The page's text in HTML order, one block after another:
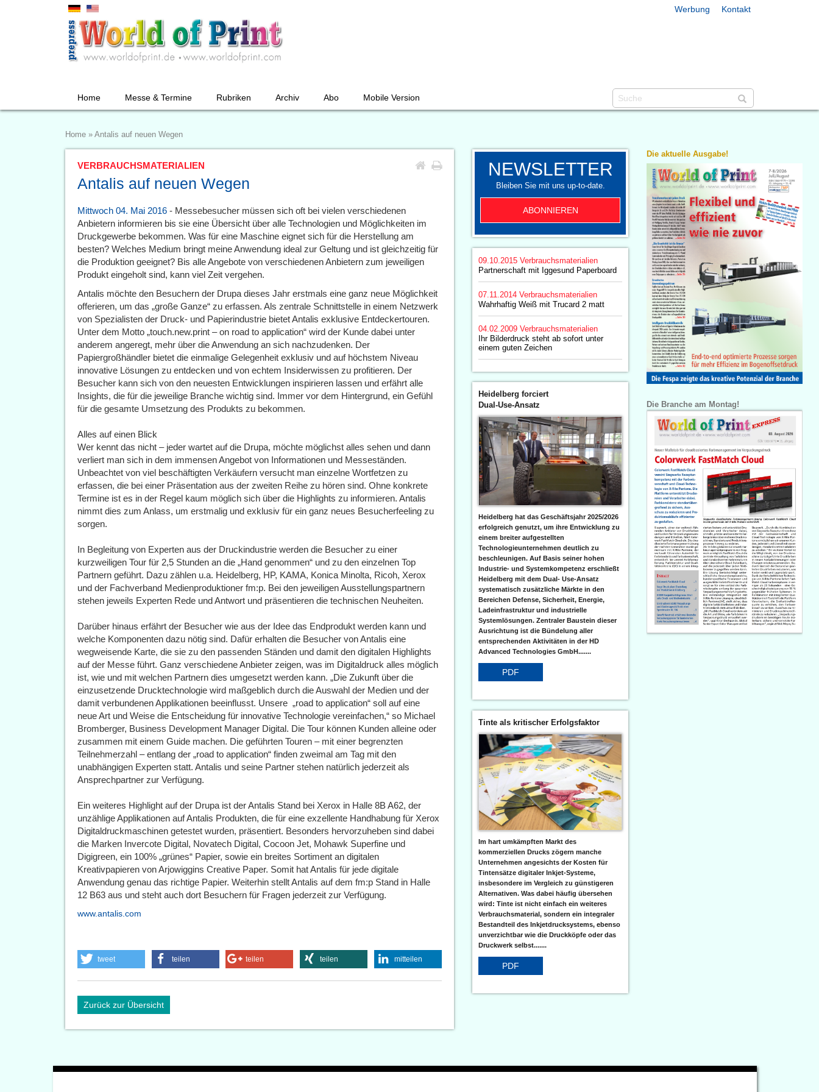
Werbung Kontakt
Home Messe & Termine Rubriken Archiv Abo Mobile Version
Home » Antalis auf neuen Wegen
VERBRAUCHSMATERIALIEN
Antalis auf neuen Wegen
Mittwoch 04. Mai 2016 - Messebesucher müssen sich oft bei vielen verschiedenen
Anbietern informieren bis sie eine Übersicht über alle Technologien und Möglichkeiten im
Druckgewerbe bekommen. Was für eine Maschine eignet sich für die Herstellung am
besten? Welches Medium bringt meine Anwendung ideal zur Geltung und ist gleichzeitig für
die Produktion geeignet? Bis alle Angebote von verschiedenen Anbietern zum jeweiligen
Produkt eingeholt sind, kann viel Zeit vergehen.
Antalis möchte den Besuchern der Drupa dieses Jahr erstmals eine ganz neue Möglichkeit
offerieren, um das „große Ganze“ zu erfassen. Als zentrale Schnittstelle in einem Netzwerk
von Spezialisten der Druck- und Papierindustrie bietet Antalis exklusive Entdeckertouren.
Unter dem Motto „touch.new.print – on road to application“ wird der Kunde dabei unter
anderem angeregt, mehr über die Anwendung an sich nachzudenken. Der
Papiergroßhändler bietet die einmalige Gelegenheit exklusiv und auf höchstem Niveau
innovative Lösungen zu entdecken und von echtem Insiderwissen zu profitieren. Der
Besucher kann sich von den neuesten Entwicklungen inspirieren lassen und erfährt alle
Insights, die für die jeweilige Branche wichtig sind. Immer vor dem Hintergrund, ein Gefühl
für die gesamte Umsetzung des Produkts zu bekommen.
Alles auf einen Blick
Wer kennt das nicht – jeder wartet auf die Drupa, möchte möglichst alles sehen und dann
verliert man sich in dem immensen Angebot von Informationen und Messeständen.
Unbeachtet von viel beschäftigten Verkäufern versucht man einzelne Wortfetzen zu
erfassen, die bei einer Präsentation aus der zweiten Reihe zu hören sind. Ohne konkrete
Termine ist es in der Regel kaum möglich sich über die Highlights zu informieren. Antalis
nimmt dies zum Anlass, um erstmalig und exklusiv für ein ganz neues Besucherfeeling zu
sorgen.
In Begleitung von Experten aus der Druckindustrie werden die Besucher zu einer
kurzweiligen Tour für 2,5 Stunden an die „Hand genommen“ und zu den einzelnen Top
Partnern geführt. Dazu zählen u.a. Heidelberg, HP, KAMA, Konica Minolta, Ricoh, Xerox
und der Fachverband Medienproduktioner fm:p. Bei den jeweiligen Ausstellungspartnern
stehen jeweils Experten Rede und Antwort und präsentieren die technischen Neuheiten.
Darüber hinaus erfährt der Besucher wie aus der Idee das Endprodukt werden kann und
welche Komponenten dazu nötig sind. Dafür erhalten die Besucher von Antalis eine
wegweisende Karte, die sie zu den passenden Ständen und damit den digitalen Highlights
auf der Messe führt. Ganz verschiedene Anbieter zeigen, was im Digitaldruck alles möglich
ist, wie und mit welchen Partnern dies umgesetzt werden kann. „Die Zukunft über die
einzusetzende Drucktechnologie wird maßgeblich durch die Auswahl der Medien und der
damit verbundenen Applikationen beeinflusst. Unsere „road to application“ soll auf eine
neue Art und Weise die Entscheidung für innovative Technologie vereinfachen,“ so Michael
Bromberger, Business Development Manager Digital. Die Tour können Kunden alleine oder
zusammen mit einem Guide machen. Die geführten Touren – mit einer begrenzten
Teilnehmerzahl – entlang der „road to application“ finden zweimal am Tag mit den
unabhängigen Experten statt. Antalis und seine Partner stehen natürlich jederzeit als
Ansprechpartner zur Verfügung.
Ein weiteres Highlight auf der Drupa ist der Antalis Stand bei Xerox in Halle 8B A62, der
unzählige Applikationen auf Antalis Produkten, die für eine exzellente Handhabung für Xerox
Digitaldruckmaschinen getestet wurden, präsentiert. Besonders hervorzuheben sind dabei
die Marken Invercote Digital, Novatech Digital, Cocoon Jet, Mohawk Superfine und
Digigreen, ein 100% „grünes“ Papier, sowie ein breites Sortiment an digitalen
Kreativpapieren von Arjowiggins Creative Paper. Somit hat Antalis für jede digitale
Anwendung genau das richtige Papier. Weiterhin stellt Antalis auf dem fm:p Stand in Halle
12 B63 aus und steht auch dort Besuchern für Fragen jederzeit zur Verfügung.
www.antalis.com
tweet teilen teilen teilen mitteilen
Zurück zur Übersicht
NEWSLETTER
Bleiben Sie mit uns up-to-date.
ABONNIEREN
09.10.2015 Verbrauchsmaterialien
Partnerschaft mit Iggesund Paperboard
07.11.2014 Verbrauchsmaterialien
Wahrhaftig Weiß mit Trucard 2 matt
04.02.2009 Verbrauchsmaterialien
Ihr Bilderdruck steht ab sofort unter
einem guten Zeichen
Heidelberg forciert
Dual-Use-Ansatz
Heidelberg hat das Geschäftsjahr 2025/2026
erfolgreich genutzt, um ihre Entwicklung zu
einem breiter aufgestellten
Technologieunternehmen deutlich zu
beschleunigen. Auf Basis seiner hohen
Industrie- und Systemkompetenz erschließt
Heidelberg mit dem Dual- Use-Ansatz
systematisch zusätzliche Märkte in den
Bereichen Defense, Sicherheit, Energie,
Ladeinfrastruktur und industrielle
Systemlösungen. Zentraler Baustein dieser
Ausrichtung ist die Bündelung aller
entsprechenden Aktivitäten in der HD
Advanced Technologies GmbH.......
PDF
Tinte als kritischer Erfolgsfaktor
Im hart umkämpften Markt des
kommerziellen Drucks zögern manche
Unternehmen angesichts der Kosten für
Tintensätze digitaler Inkjet-Systeme,
insbesondere im Vergleich zu günstigeren
Alternativen. Was dabei häufig übersehen
wird: Tinte ist nicht einfach ein weiteres
Verbrauchsmaterial, sondern ein integraler
Bestandteil des Inkjetdrucksystems, ebenso
unverzichtbar wie die Druckköpfe oder das
Druckwerk selbst.......
PDF
Die aktuelle Ausgabe!
Die Branche am Montag!